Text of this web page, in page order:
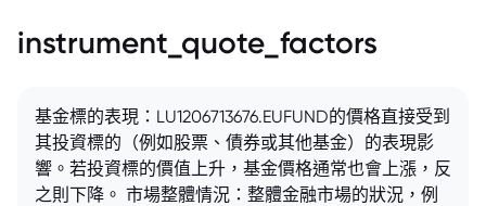
instrument_quote_factors
基金標的表現：LU1206713676.EUFUND的價格直接受到
其投資標的（例如股票、債券或其他基金）的表現影
響。若投資標的價值上升，基金價格通常也會上漲，反
之則下降。 市場整體情況：整體金融市場的狀況，例